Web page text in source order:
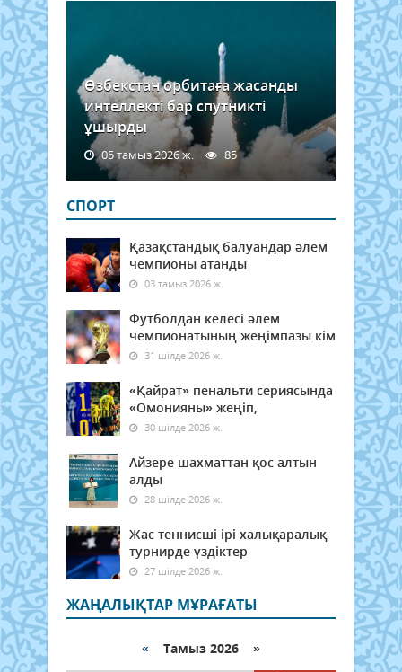
Өзбекстан орбитаға жасанды
интеллекті бар спутникті
ұшырды
05 тамыз 2026 ж. 85
СПОРТ
Қазақстандық балуандар әлем
чемпионы атанды
03 тамыз 2026 ж.
Футболдан келесі әлем
чемпионатының жеңімпазы кім
31 шілде 2026 ж.
«Қайрат» пенальти сериясында
«Омонияны» жеңіп,
30 шілде 2026 ж.
Айзере шахматтан қос алтын
алды
28 шілде 2026 ж.
Жас теннисші ірі халықаралық
турнирде үздіктер
27 шілде 2026 ж.
ЖАҢАЛЫҚТАР МҰРАҒАТЫ
« Тамыз 2026 »